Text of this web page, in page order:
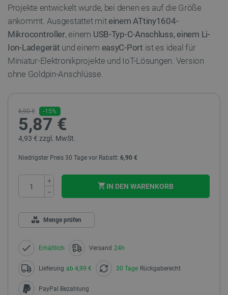
Projekte entwickelt wurde, bei denen es auf die Größe
ankommt. Ausgestattet mit einem ATtiny1604-
Mikrocontroller, einem USB-Typ-C-Anschluss, einem Li-
Ion-Ladegerät und einem easyC-Port ist es ideal für
Miniatur-Elektronikprojekte und IoT-Lösungen. Version
ohne Goldpin-Anschlüsse.
6,90 € -15%
5,87 €
4,93 € zzgl. MwSt.
Niedrigster Preis 30 Tage vor Rabatt: 6,90 €
+
−
IN DEN WARENKORB
Menge prüfen
Erhältlich Versand 24h
Lieferung ab 4,99 € 30 Tage Rückgaberecht
PayPal Bezahlung